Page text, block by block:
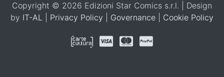
Copyright © 2026 Edizioni Star Comics s.r.l. | Design
by IT-AL Privacy Policy Governance Cookie Policy